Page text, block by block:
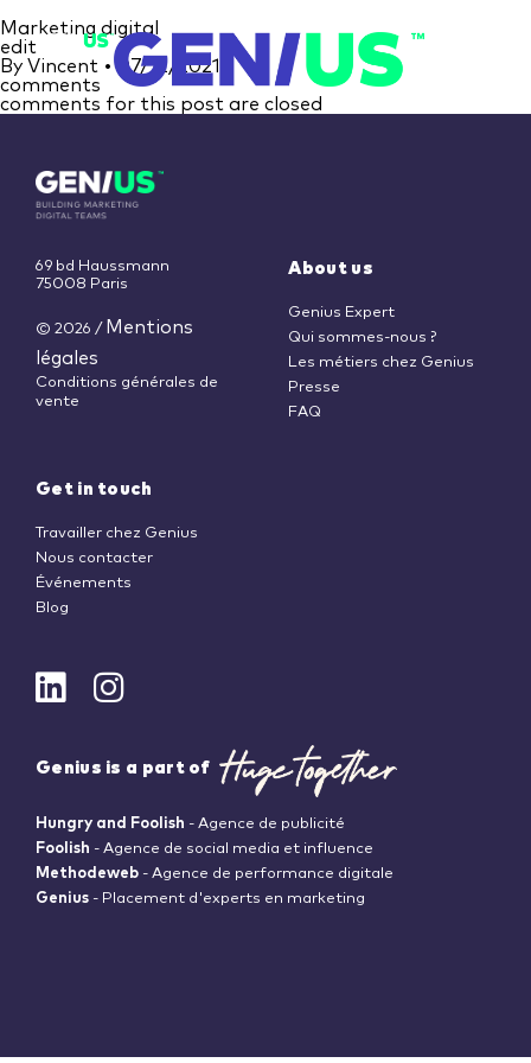
Marketing digital
edit
By Vincent •07/12/2021
comments
comments for this post are closed
69 bd Haussmann
75008 Paris
© 2026 / Mentions
légales
Conditions générales de
vente
About us
Genius Expert
Qui sommes-nous ?
Les métiers chez Genius
Presse
FAQ
Get in touch
Travailler chez Genius
Nous contacter
Événements
Blog
Genius is a part of
Hungry and Foolish - Agence de publicité
Foolish - Agence de social media et influence
Methodeweb - Agence de performance digitale
Genius - Placement d'experts en marketing